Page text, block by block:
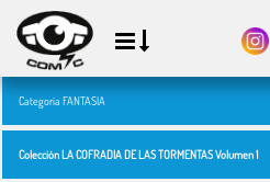
Categoría FANTASIA
Colección LA COFRADIA DE LAS TORMENTAS Volumen 1